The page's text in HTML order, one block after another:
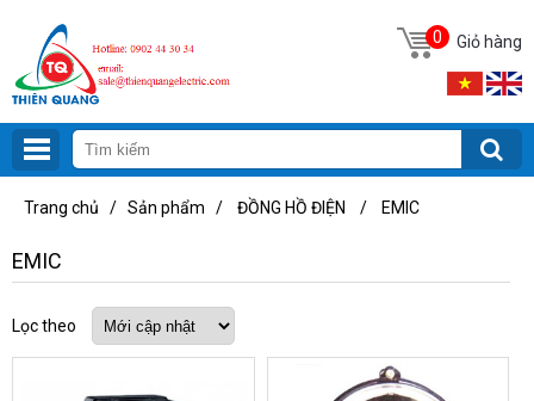
Giỏ hàng
0
Trang chủ / Sản phẩm / ĐỒNG HỒ ĐIỆN / EMIC
EMIC
Lọc theo